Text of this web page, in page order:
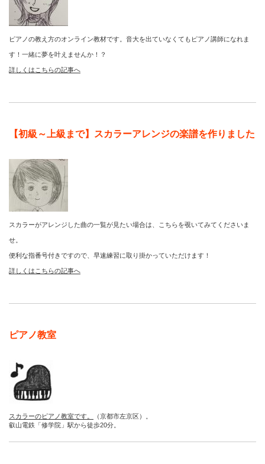
ピアノの教え方のオンライン教材です。音大を出ていなくてもピアノ講師になれま
す！一緒に夢を叶えませんか！？
詳しくはこちらの記事へ
【初級～上級まで】スカラーアレンジの楽譜を作りました
スカラーがアレンジした曲の一覧が見たい場合は、こちらを覗いてみてくださいま
せ。
便利な指番号付きですので、早速練習に取り掛かっていただけます！
詳しくはこちらの記事へ
ピアノ教室
スカラーのピアノ教室です。
（京都市左京区）。
叡山電鉄「修学院」駅から徒歩20分。